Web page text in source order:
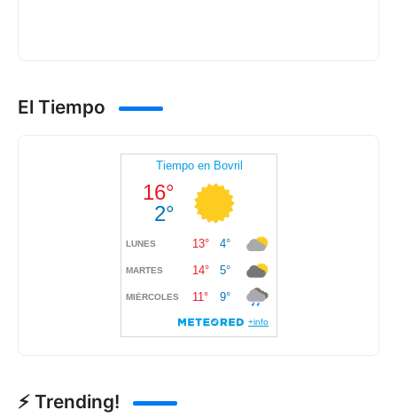
El Tiempo
⚡ Trending!